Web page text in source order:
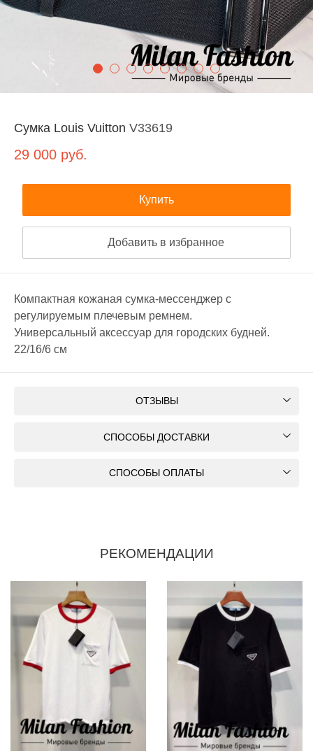
Сумка Louis Vuitton V33619
29 000 руб.
Купить
Добавить в избранное
Компактная кожаная сумка-мессенджер с
регулируемым плечевым ремнем.
Универсальный аксессуар для городских будней.
22/16/6 см
ОТЗЫВЫ
СПОСОБЫ ДОСТАВКИ
СПОСОБЫ ОПЛАТЫ
РЕКОМЕНДАЦИИ